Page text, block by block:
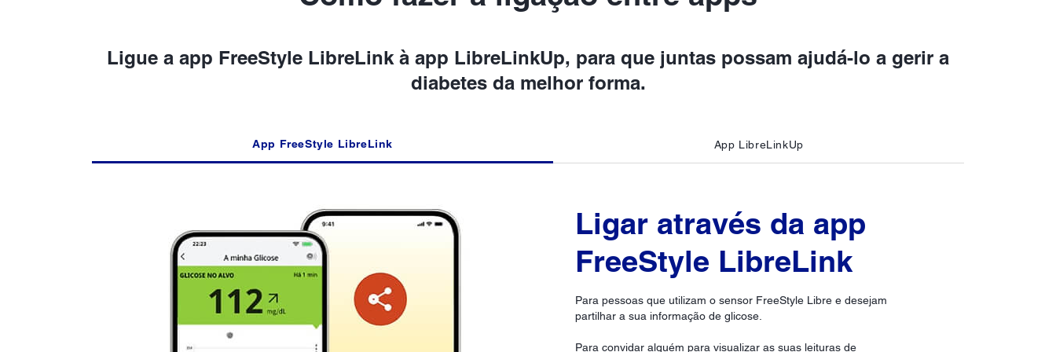
Ligue a app FreeStyle LibreLink à app LibreLinkUp, para que juntas possam ajudá-lo a gerir a
diabetes da melhor forma.
App FreeStyle LibreLink App LibreLinkUp
Ligar através da app
FreeStyle LibreLink
Para pessoas que utilizam o sensor FreeStyle Libre e desejam
partilhar a sua informação de glicose.
Para convidar alguém para visualizar as suas leituras de